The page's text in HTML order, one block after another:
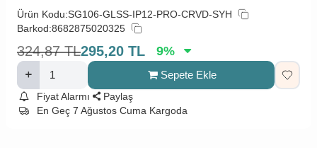
Ürün Kodu:SG106-GLSS-IP12-PRO-CRVD-SYH
Barkod:8682875020325
324,87 TL295,20 TL 9%
Sepete Ekle
Fiyat Alarmı
Paylaş
En Geç 7 Ağustos Cuma Kargoda